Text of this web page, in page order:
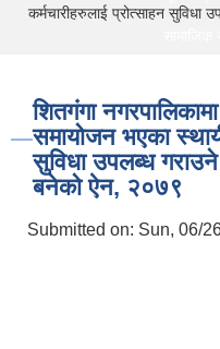
सामाजिक
कर्मचारीहरुलाई प्रोत्साहन सुविधा
शितगंगा
समायोजन भएका
सुविधा उपलब्ध गराउने
बनेको ऐन, २०७९
Submitted on: Sun, 06/